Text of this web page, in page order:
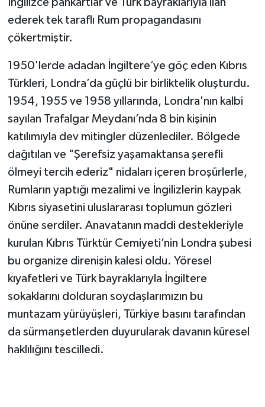
İngilizce pankartlar ve Türk bayraklarıyla ilan
ederek tek taraflı Rum propagandasını
çökertmiştir.
1950'lerde adadan İngiltere’ye göç eden Kıbrıs
Türkleri, Londra’da güçlü bir birliktelik oluşturdu.
1954, 1955 ve 1958 yıllarında, Londra'nın kalbi
sayılan Trafalgar Meydanı’nda 8 bin kişinin
katılımıyla dev mitingler düzenlediler. Bölgede
dağıtılan ve "Şerefsiz yaşamaktansa şerefli
ölmeyi tercih ederiz" nidaları içeren broşürlerle,
Rumların yaptığı mezalimi ve İngilizlerin kaypak
Kıbrıs siyasetini uluslararası toplumun gözleri
önüne serdiler. Anavatanın maddi destekleriyle
kurulan Kıbrıs Türktür Cemiyeti’nin Londra şubesi
bu organize direnişin kalesi oldu. Yöresel
kıyafetleri ve Türk bayraklarıyla İngiltere
sokaklarını dolduran soydaşlarımızın bu
muntazam yürüyüşleri, Türkiye basını tarafından
da sürmanşetlerden duyurularak davanın küresel
haklılığını tescilledi.